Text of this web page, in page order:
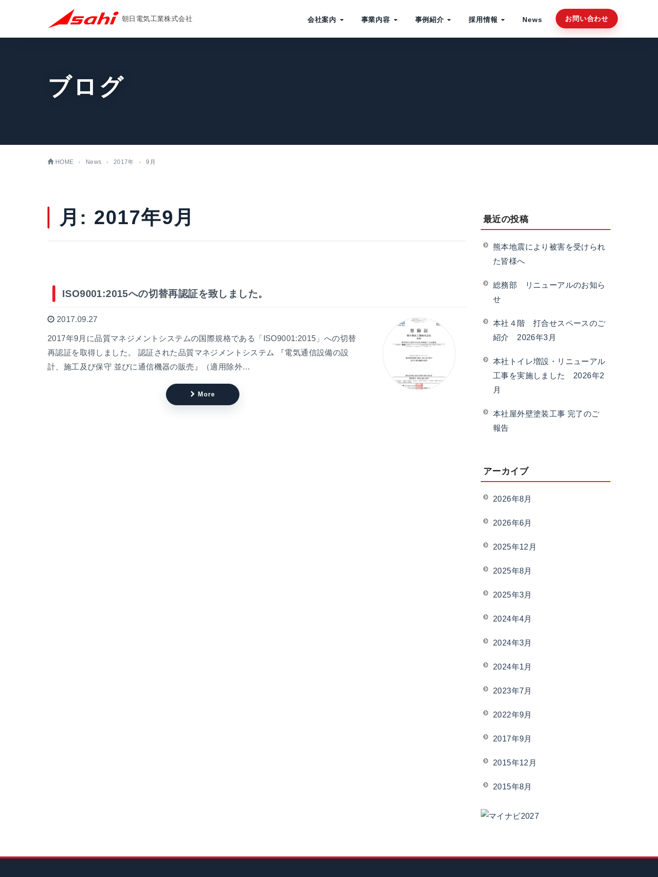
朝日電気工業株式会社 会社案内 事業内容 事例紹介 採用情報 News お問い合わせ
ブログ
HOME News 2017年 9月
月: 2017年9月
ISO9001:2015への切替再認証を致しました。
2017.09.27
2017年9月に品質マネジメントシステムの国際規格である「ISO9001:2015」への切替
再認証を取得しました。 認証された品質マネジメントシステム 『電気通信設備の設
計、施工及び保守 並びに通信機器の販売』（適用除外…
More
最近の投稿
熊本地震により被害を受けられ
た皆様へ
総務部 リニューアルのお知ら
せ
本社４階 打合せスペースのご
紹介 2026年3月
本社トイレ増設・リニューアル
工事を実施しました 2026年2
月
本社屋外壁塗装工事 完了のご
報告
アーカイブ
2026年8月
2026年6月
2025年12月
2025年8月
2025年3月
2024年4月
2024年3月
2024年1月
2023年7月
2022年9月
2017年9月
2015年12月
2015年8月